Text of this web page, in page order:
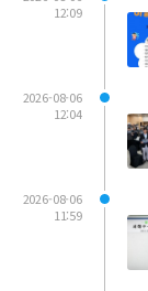
12:09
2026-08-06
12:04
2026-08-06
11:59